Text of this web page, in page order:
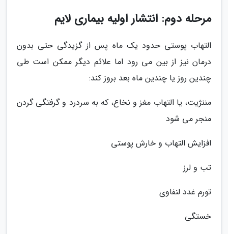
مرحله دوم: انتشار اولیه بیماری لایم
التهاب پوستی حدود یک ماه پس از گزیدگی حتی بدون
درمان نیز از بین می رود اما علائم دیگر ممکن است طی
چندین روز یا چندین ماه بعد بروز کند:
مننژیت، یا التهاب مغز و نخاع، که به سردرد و گرفتگی گردن
منجر می شود
افزایش التهاب و خارش پوستی
تب و لرز
تورم غدد لنفاوی
خستگی